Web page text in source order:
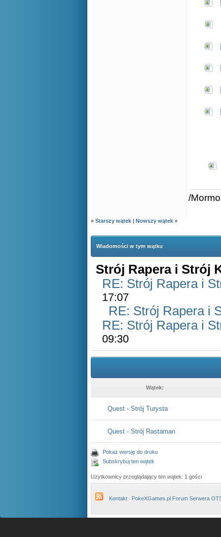
/
« Starszy wątek | Nowszy wątek »
Wiadomości w tym wątku
Strój Rapera i Strój
RE: Strój Rapera i
17:07
RE: Strój Rapera i
RE: Strój Rapera i
09:30
Wątek:
Quest - Strój Turysta
Quest - Strój Rastaman
Pokaż wersję do druku
Subskrybuj ten wątek
Użytkownicy przeglądający ten wątek: 1 gości
Kontakt PokeXGames.pl Forum Serwera